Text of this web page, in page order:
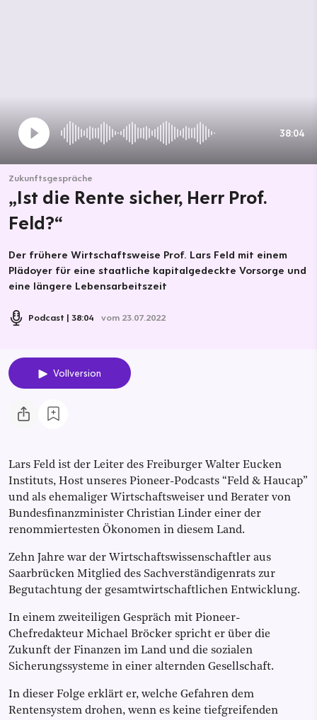
38:04
Zukunftsgespräche
„Ist die Rente sicher, Herr Prof.
Feld?“
Der frühere Wirtschaftsweise Prof. Lars Feld mit einem
Plädoyer für eine staatliche kapitalgedeckte Vorsorge und
eine längere Lebensarbeitszeit
Podcast 38:04 vom 23.07.2022
Vollversion
Lars Feld ist der Leiter des Freiburger Walter Eucken
Instituts, Host unseres Pioneer-Podcasts “Feld & Haucap”
und als ehemaliger Wirtschaftsweiser und Berater von
Bundesfinanzminister Christian Linder einer der
renommiertesten Ökonomen in diesem Land.
Zehn Jahre war der Wirtschaftswissenschaftler aus
Saarbrücken Mitglied des Sachverständigenrats zur
Begutachtung der gesamtwirtschaftlichen Entwicklung.
In einem zweiteiligen Gespräch mit Pioneer-
Chefredakteur Michael Bröcker spricht er über die
Zukunft der Finanzen im Land und die sozialen
Sicherungssysteme in einer alternden Gesellschaft.
In dieser Folge erklärt er, welche Gefahren dem
Rentensystem drohen, wenn es keine tiefgreifenden